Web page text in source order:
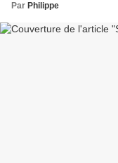
Par Philippe